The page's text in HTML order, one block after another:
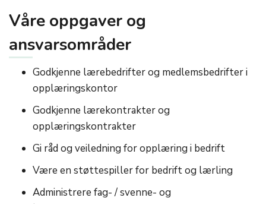
Våre oppgaver og
ansvarsområder
Godkjenne lærebedrifter og medlemsbedrifter i
opplæringskontor
Godkjenne lærekontrakter og
opplæringskontrakter
Gi råd og veiledning for opplæring i bedrift
Være en støttespiller for bedrift og lærling
Administrere fag- / svenne- og